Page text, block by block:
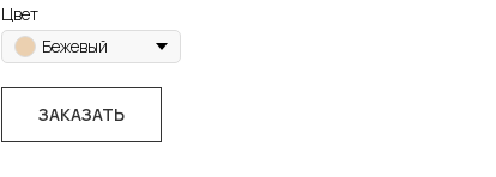
Цвет
Бежевый
ЗАКАЗАТЬ